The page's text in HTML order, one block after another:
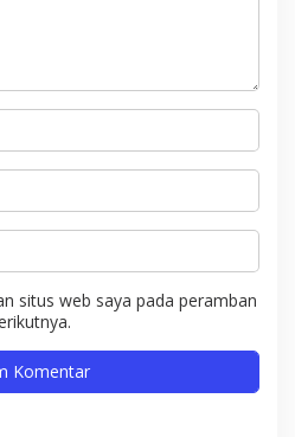
situs web saya pada peramban